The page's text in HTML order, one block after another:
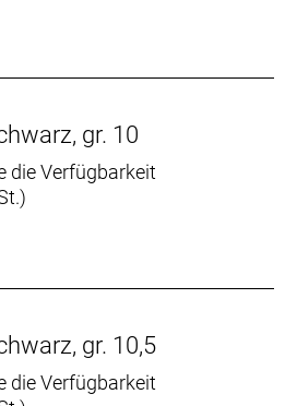
gr. 10
die Verfügbarkeit
gr. 10,5
die Verfügbarkeit